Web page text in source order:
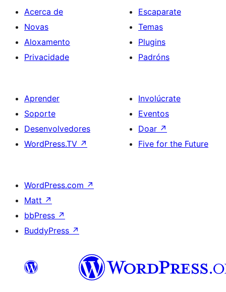
Acerca de
Novas
Aloxamento
Privacidade
Escaparate
Temas
Plugins
Padróns
Aprender
Soporte
Desenvolvedores
WordPress.TV ↗
Involúcrate
Eventos
Doar ↗
Five for the Future
WordPress.com ↗
Matt ↗
bbPress ↗
BuddyPress ↗